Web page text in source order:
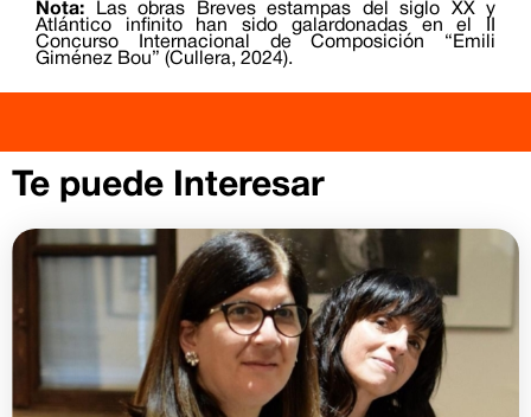
Nota: Las obras Breves estampas del siglo XX y
Atlántico infinito han sido galardonadas en el II
Concurso Internacional de Composición “Emili
Giménez Bou” (Cullera, 2024).
Te puede Interesar